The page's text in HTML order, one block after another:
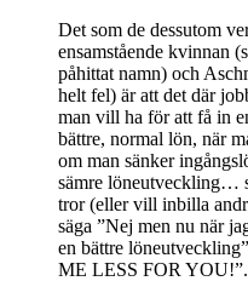
Det som de dessutom
ensamstående kvinnan
påhittat namn) och
helt fel) är att det där
man vill ha för att få in
bättre, normal lön, när
om man sänker
sämre löneutveckling…
tror (eller vill inbilla
säga ”Nej men nu när
en bättre
ME LESS FOR YOU!”.